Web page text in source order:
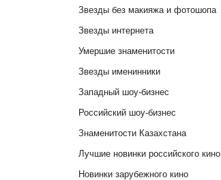
Звезды без макияжа и фотошопа
Звезды интернета
Умершие знаменитости
Звезды именинники
Западный шоу-бизнес
Российский шоу-бизнес
Знаменитости Казахстана
Лучшие новинки российского кино
Новинки зарубежного кино